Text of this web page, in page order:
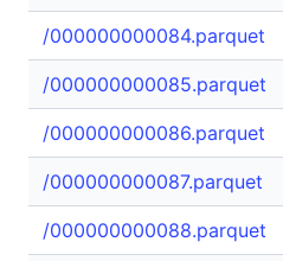
/000000000084.parquet
/000000000085.parquet
/000000000086.parquet
/000000000087.parquet
/000000000088.parquet